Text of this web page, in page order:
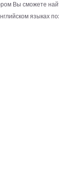
Вы сможете
языках